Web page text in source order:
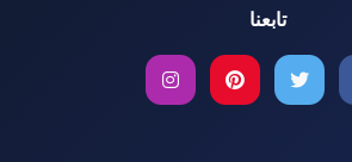
تابعنا